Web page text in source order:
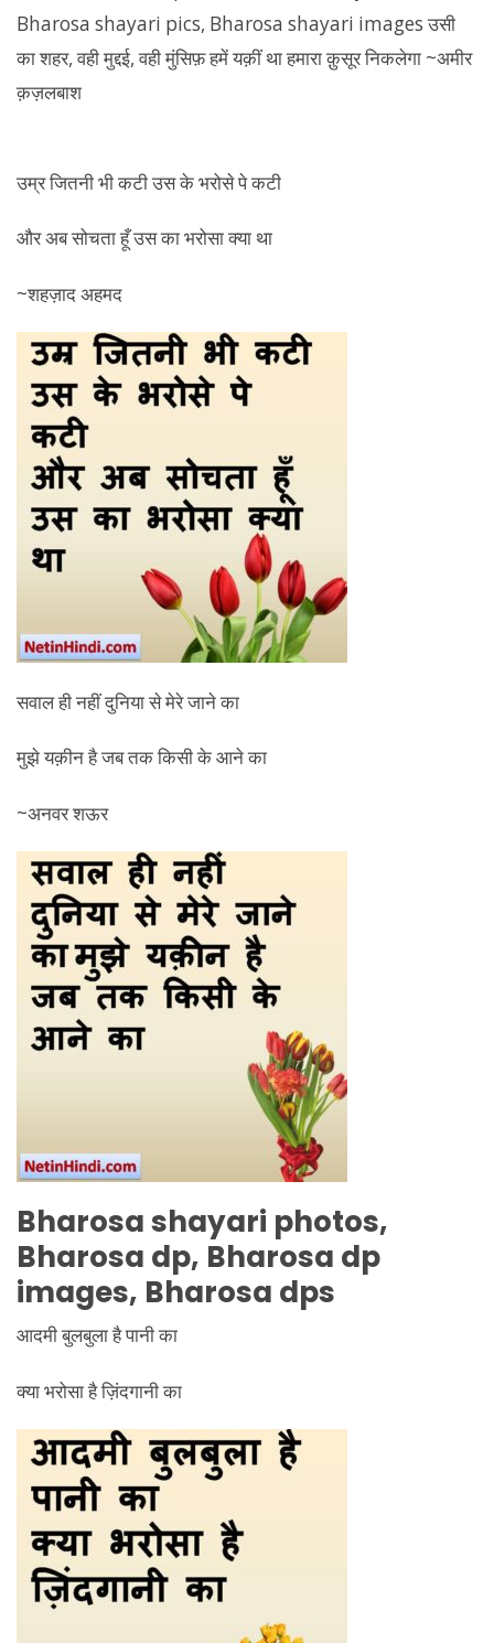
उम्र जितनी भी कटी उस के भरोसे पे कटी
और अब सोचता हूँ उस का भरोसा क्या था
~शहज़ाद अहमद
सवाल ही नहीं दुनिया से मेरे जाने का
मुझे यक़ीन है जब तक किसी के आने का
~अनवर शऊर
Bharosa shayari photos,
Bharosa dp, Bharosa dp
images, Bharosa dps
आदमी बुलबुला है पानी का
क्या भरोसा है ज़िंदगानी का